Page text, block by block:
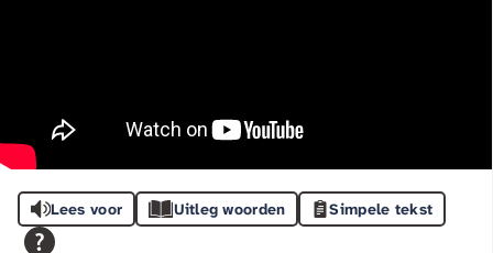
Lees voor Uitleg woorden Simpele tekst